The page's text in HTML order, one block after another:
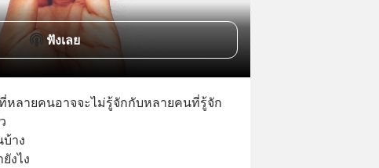
ฟังเลย
หลายคนอาจจะไม่รู้จักกับหลายคนที่รู้จัก
บ้าง
งไง